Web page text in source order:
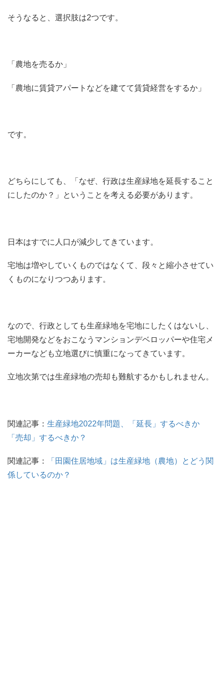
そうなると、選択肢は2つです。
「農地を売るか」
「農地に賃貸アパートなどを建てて賃貸経営をするか」
です。
どちらにしても、「なぜ、行政は生産緑地を延長すること
にしたのか？」ということを考える必要があります。
日本はすでに人口が減少してきています。
宅地は増やしていくものではなくて、段々と縮小させてい
くものになりつつあります。
なので、行政としても生産緑地を宅地にしたくはないし、
宅地開発などをおこなうマンションデベロッパーや住宅メ
ーカーなども立地選びに慎重になってきています。
立地次第では生産緑地の売却も難航するかもしれません。
関連記事： 生産緑地2022年問題、「延長」するべきか
「売却」するべきか？
関連記事：
「田園住居地域」は生産緑地（農地）とどう関
係しているのか？